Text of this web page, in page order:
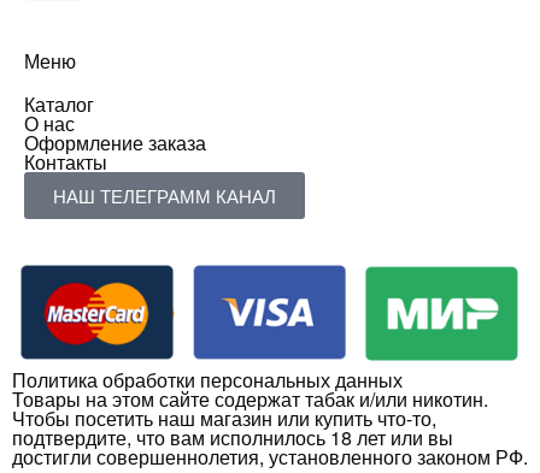
Меню
Каталог
О нас
Оформление заказа
Контакты
НАШ ТЕЛЕГРАММ КАНАЛ
Политика обработки персональных данных
Товары на этом сайте содержат табак и/или никотин.
Чтобы посетить наш магазин или купить что-то,
подтвердите, что вам исполнилось 18 лет или вы
достигли совершеннолетия, установленного законом РФ.